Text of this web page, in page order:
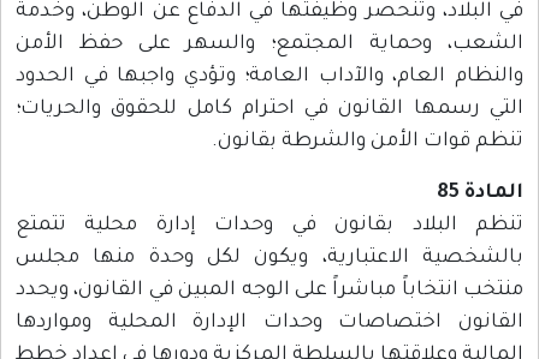
في البلاد، وتنحصر وظيفتها في الدفاع عن الوطن، وخدمة
الشعب، وحماية المجتمع؛ والسهر على حفظ الأمن
والنظام العام، والآداب العامة؛ وتؤدي واجبها في الحدود
التي رسمها القانون في احترام كامل للحقوق والحريات؛
تنظم قوات الأمن والشرطة بقانون.
المادة 85
تنظم البلاد بقانون في وحدات إدارة محلية تتمتع
بالشخصية الاعتبارية، ويكون لكل وحدة منها مجلس
منتخب انتخاباً مباشراً على الوجه المبين في القانون، ويحدد
القانون اختصاصات وحدات الإدارة المحلية ومواردها